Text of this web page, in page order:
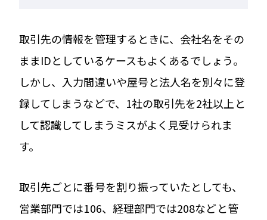
取引先の情報を管理するときに、会社名をその
ままIDとしているケースもよくあるでしょう。
しかし、入力間違いや屋号と法人名を別々に登
録してしまうなどで、1社の取引先を2社以上と
して認識してしまうミスがよく見受けられま
す。
取引先ごとに番号を割り振っていたとしても、
営業部門では106、経理部門では208などと管